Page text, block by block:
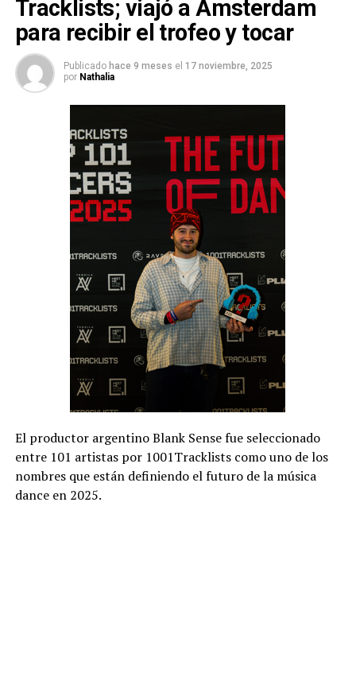
Tracklists; viajó a Ámsterdam
para recibir el trofeo y tocar
Publicado hace 9 meses el 17 noviembre, 2025
por Nathalia
El productor argentino Blank Sense fue seleccionado
entre 101 artistas por 1001Tracklists como uno de los
nombres que están definiendo el futuro de la música
dance en 2025.